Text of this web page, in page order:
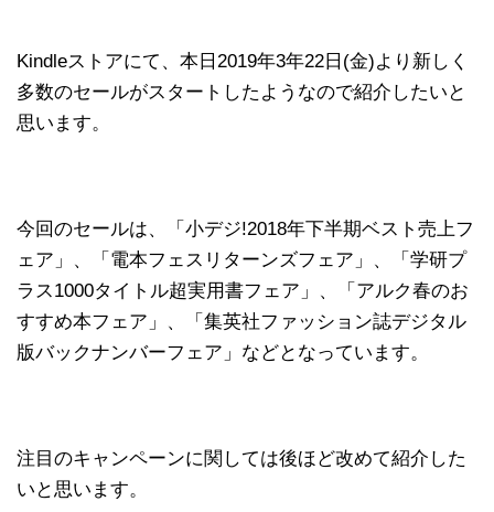
Kindleストアにて、本日2019年3年22日(金)より新しく
多数のセールがスタートしたようなので紹介したいと
思います。
今回のセールは、「小デジ!2018年下半期ベスト売上フ
ェア」、「電本フェスリターンズフェア」、「学研プ
ラス1000タイトル超実用書フェア」、「アルク春のお
すすめ本フェア」、「集英社ファッション誌デジタル
版バックナンバーフェア」などとなっています。
注目のキャンペーンに関しては後ほど改めて紹介した
いと思います。